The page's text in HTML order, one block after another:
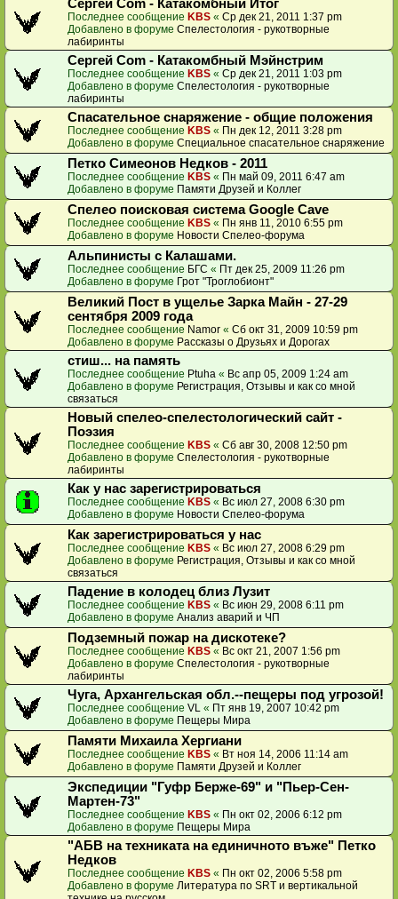
Сергей Com - Катакомбный Итог
Последнее сообщение KBS « Ср дек 21, 2011 1:37 pm
Добавлено в форуме Спелестология - рукотворные
лабиринты
Сергей Com - Катакомбный Мэйнстрим
Последнее сообщение KBS « Ср дек 21, 2011 1:03 pm
Добавлено в форуме Спелестология - рукотворные
лабиринты
Спасательное снаряжение - общие положения
Последнее сообщение KBS « Пн дек 12, 2011 3:28 pm
Добавлено в форуме Специальное спасательное снаряжение
Петко Симеонов Недков - 2011
Последнее сообщение KBS « Пн май 09, 2011 6:47 am
Добавлено в форуме Памяти Друзей и Коллег
Спелео поисковая система Google Cave
Последнее сообщение KBS « Пн янв 11, 2010 6:55 pm
Добавлено в форуме Новости Спелео-форума
Альпинисты с Калашами.
Последнее сообщение БГС « Пт дек 25, 2009 11:26 pm
Добавлено в форуме Грот "Троглобионт"
Великий Пост в ущелье Зарка Майн - 27-29
сентября 2009 года
Последнее сообщение Namor « Сб окт 31, 2009 10:59 pm
Добавлено в форуме Рассказы о Друзьях и Дорогах
стиш... на память
Последнее сообщение Ptuha « Вс апр 05, 2009 1:24 am
Добавлено в форуме Регистрация, Отзывы и как со мной
связаться
Новый спелео-спелестологический сайт -
Поэзия
Последнее сообщение KBS « Сб авг 30, 2008 12:50 pm
Добавлено в форуме Спелестология - рукотворные
лабиринты
Как у нас зарегистрироваться
Последнее сообщение KBS « Вс июл 27, 2008 6:30 pm
Добавлено в форуме Новости Спелео-форума
Как зарегистрироваться у нас
Последнее сообщение KBS « Вс июл 27, 2008 6:29 pm
Добавлено в форуме Регистрация, Отзывы и как со мной
связаться
Падение в колодец близ Лузит
Последнее сообщение KBS « Вс июн 29, 2008 6:11 pm
Добавлено в форуме Анализ аварий и ЧП
Подземный пожар на дискотеке?
Последнее сообщение KBS « Вс окт 21, 2007 1:56 pm
Добавлено в форуме Спелестология - рукотворные
лабиринты
Чуга, Архангельская обл.--пещеры под угрозой!
Последнее сообщение VL « Пт янв 19, 2007 10:42 pm
Добавлено в форуме Пещеры Мира
Памяти Михаила Хергиани
Последнее сообщение KBS « Вт ноя 14, 2006 11:14 am
Добавлено в форуме Памяти Друзей и Коллег
Экспедиции "Гуфр Берже-69" и "Пьер-Сен-
Мартен-73"
Последнее сообщение KBS « Пн окт 02, 2006 6:12 pm
Добавлено в форуме Пещеры Мира
"АБВ на техниката на единичното въже" Петко
Недков
Последнее сообщение KBS « Пн окт 02, 2006 5:58 pm
Добавлено в форуме Литература по SRT и вертикальной